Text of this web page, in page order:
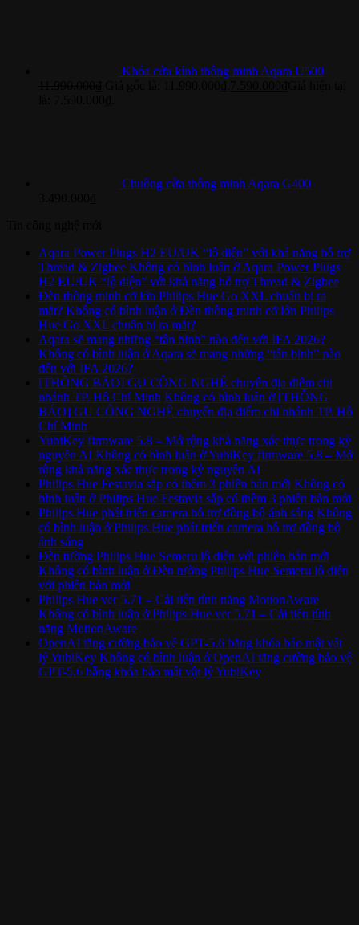
Khóa cửa kính thông minh Aqara U500
Chuông cửa thông minh Aqara G400
Aqara Power Plugs H2 EU/UK “lộ diện” với khả năng hỗ trợ
Thread & Zigbee Không có bình luận ở Aqara Power Plugs
H2 EU/UK “lộ diện” với khả năng hỗ trợ Thread & Zigbee
Đèn thông minh cỡ lớn Philips Hue Go XXL chuẩn bị ra
mắt? Không có bình luận ở Đèn thông minh cỡ lớn Philips
Hue Go XXL chuẩn bị ra mắt?
Aqara sẽ mang những “tân binh” nào đến với IFA 2026?
Không có bình luận ở Aqara sẽ mang những “tân binh” nào
đến với IFA 2026?
[THÔNG BÁO] GU CÔNG NGHỆ chuyển địa điểm chi
nhánh TP. Hồ Chí Minh Không có bình luận ở [THÔNG
BÁO] GU CÔNG NGHỆ chuyển địa điểm chi nhánh TP. Hồ
Chí Minh
YubiKey firmware 5.8 – Mở rộng khả năng xác thực trong kỷ
nguyên AI Không có bình luận ở YubiKey firmware 5.8 – Mở
rộng khả năng xác thực trong kỷ nguyên AI
Philips Hue Festavia sắp có thêm 3 phiên bản mới Không có
bình luận ở Philips Hue Festavia sắp có thêm 3 phiên bản mới
Philips Hue phát triển camera hỗ trợ đồng bộ ánh sáng Không
có bình luận ở Philips Hue phát triển camera hỗ trợ đồng bộ
ánh sáng
Đèn tường Philips Hue Semeru lộ diện với phiên bản mới
Không có bình luận ở Đèn tường Philips Hue Semeru lộ diện
với phiên bản mới
Philips Hue ver 5.71 – Cải tiến tính năng MotionAware
Không có bình luận ở Philips Hue ver 5.71 – Cải tiến tính
năng MotionAware
OpenAI tăng cường bảo vệ GPT-5.6 bằng khóa bảo mật vật
lý YubiKey Không có bình luận ở OpenAI tăng cường bảo vệ
GPT-5.6 bằng khóa bảo mật vật lý YubiKey